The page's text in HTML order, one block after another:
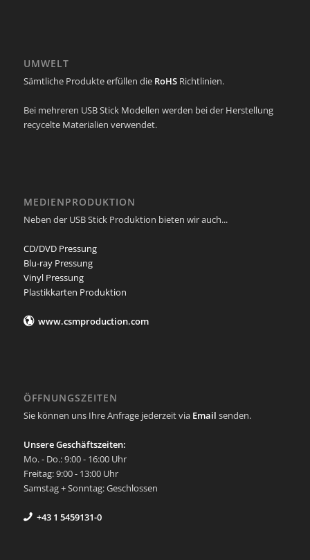
UMWELT
Sämtliche Produkte erfüllen die RoHSRichtlinien.
Bei mehreren USB Stick Modellen werden bei der Herstellung
recycelte Materialien verwendet.
MEDIENPRODUKTION
Neben der USB Stick Produktion bieten wir auch...
CD/DVD Pressung
Blu-ray Pressung
Vinyl Pressung
Plastikkarten Produktion
www.csmproduction.com
ÖFFNUNGSZEITEN
Sie können uns Ihre Anfrage jederzeit via Email senden.
Unsere Geschäftszeiten:
Mo. - Do.: 9:00 - 16:00 Uhr
Freitag: 9:00 - 13:00 Uhr
Samstag + Sonntag: Geschlossen
+43 1 5459131-0